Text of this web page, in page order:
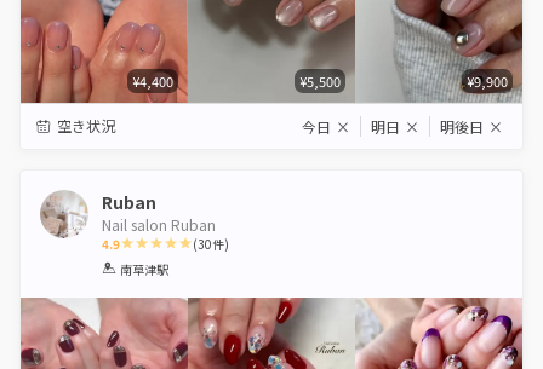
¥4,400 ¥5,500 ¥9,900
空き状況 今日 × 明日 × 明後日 ×
Ruban
Nail salon Ruban
4.9
1 2 3 4
(30件)
南草津駅